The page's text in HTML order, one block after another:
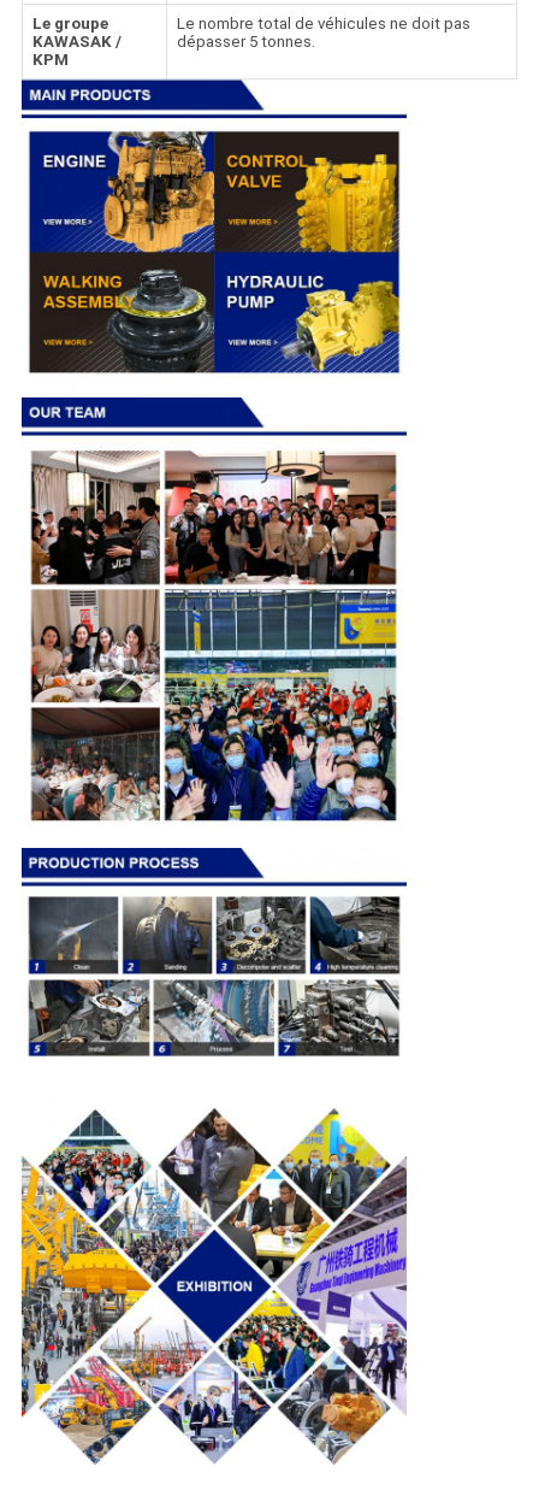
Le groupe
KAWASAK /
KPM
Le nombre total de véhicules ne doit pas
dépasser 5 tonnes.